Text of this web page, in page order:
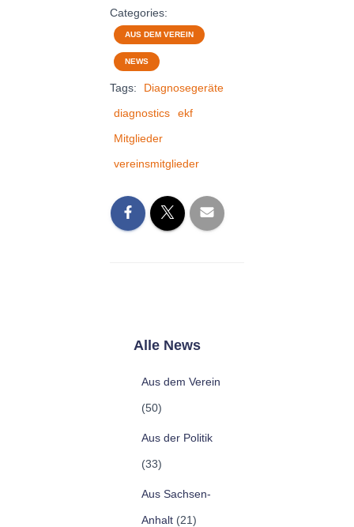
Categories:
AUS DEM VEREIN
NEWS
Tags:
Diagnosegeräte
diagnostics
ekf
Mitglieder
vereinsmitglieder
Alle News
Aus dem Verein
(50)
Aus der Politik
(33)
Aus Sachsen-
Anhalt (21)